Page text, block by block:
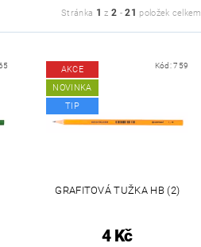
Stránka 1 z2 -21 položek celkem
AKCE
NOVINKA
TIP
Kód:759
GRAFITOVÁ TUŽKA HB (2)
4 Kč